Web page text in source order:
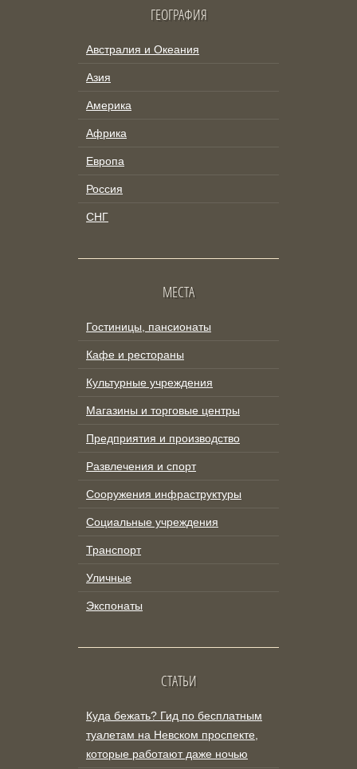
ГЕОГРАФИЯ
Австралия и Океания
Азия
Америка
Африка
Европа
Россия
СНГ
МЕСТА
Гостиницы, пансионаты
Кафе и рестораны
Культурные учреждения
Магазины и торговые центры
Предприятия и производство
Развлечения и спорт
Сооружения инфраструктуры
Социальные учреждения
Транспорт
Уличные
Экспонаты
СТАТЬИ
Куда бежать? Гид по бесплатным
туалетам на Невском проспекте,
которые работают даже ночью